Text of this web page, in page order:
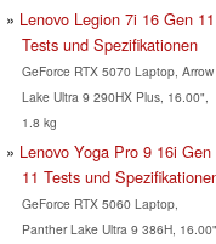
Lenovo Legion 7i 16 Gen 11
Tests und Spezifikationen
GeForce RTX 5070 Laptop, Arrow
Lake Ultra 9 290HX Plus, 16.00",
1.8 kg
Lenovo Yoga Pro 9 16i Gen
11 Tests und
GeForce RTX 5060 Laptop,
Panther Lake Ultra 9 386H, 16.00",